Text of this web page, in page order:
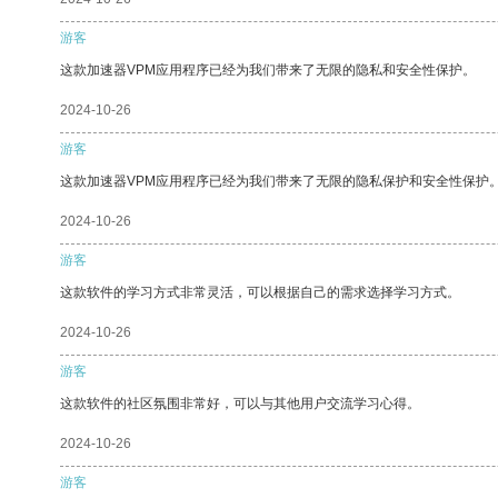
游客
这款加速器VPM应用程序已经为我们带来了无限的隐私和安全性保护。
2024-10-26
游客
这款加速器VPM应用程序已经为我们带来了无限的隐私保护和安全性保护
2024-10-26
游客
这款软件的学习方式非常灵活，可以根据自己的需求选择学习方式。
2024-10-26
游客
这款软件的社区氛围非常好，可以与其他用户交流学习心得。
2024-10-26
游客